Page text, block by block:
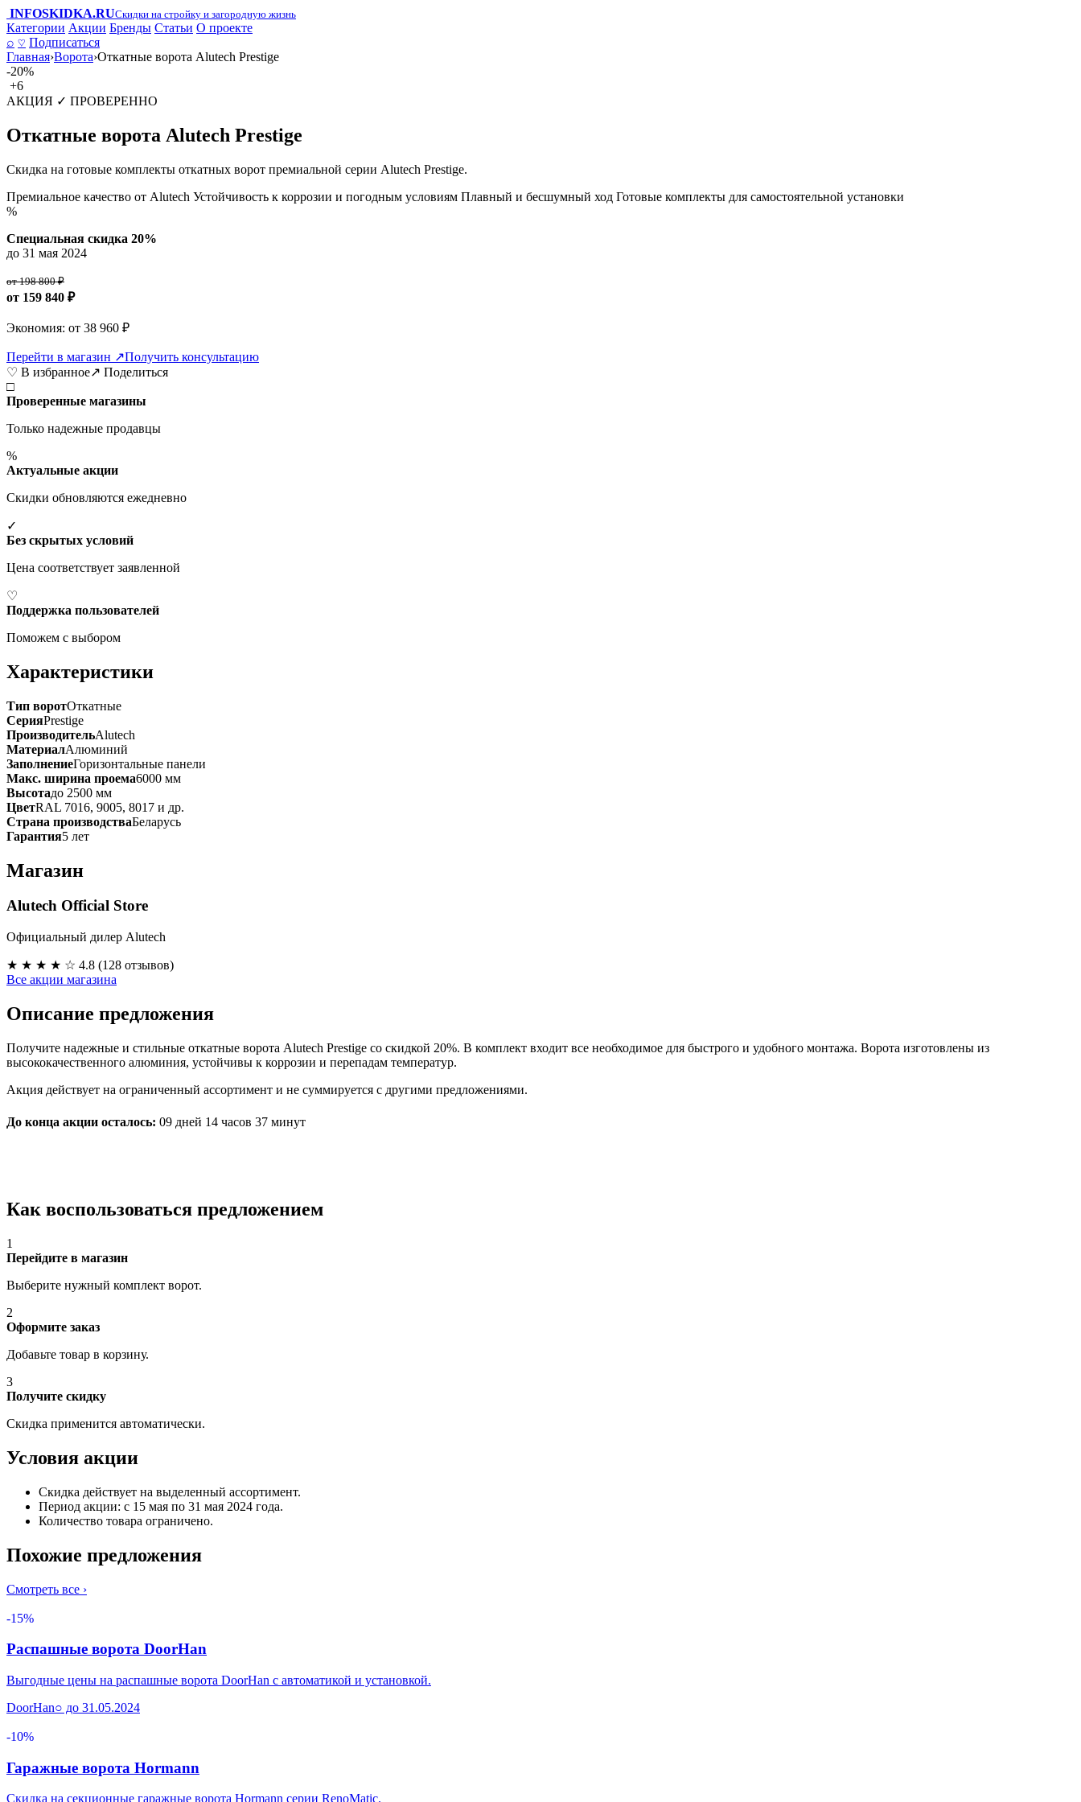
INFOSKIDKA.RUСкидки на стройку и загородную жизнь
Категории Акции Бренды Статьи О проекте
⌕ ♡ Подписаться
Главная›Ворота›Откатные ворота Alutech Prestige
-20%
+6
АКЦИЯ ✓ ПРОВЕРЕННО
Откатные ворота Alutech Prestige
Скидка на готовые комплекты откатных ворот премиальной серии Alutech Prestige.
Премиальное качество от Alutech Устойчивость к коррозии и погодным условиям Плавный и бесшумный ход Готовые комплекты для самостоятельной установки
%
Специальная скидка 20%
до 31 мая 2024
от 198 800 ₽
от 159 840 ₽
Экономия: от 38 960 ₽
Перейти в магазин ↗Получить консультацию
♡ В избранное↗ Поделиться
□
Проверенные магазины
Только надежные продавцы
%
Актуальные акции
Скидки обновляются ежедневно
✓
Без скрытых условий
Цена соответствует заявленной
♡
Поддержка пользователей
Поможем с выбором
Характеристики
Тип воротОткатные
СерияPrestige
ПроизводительAlutech
МатериалАлюминий
ЗаполнениеГоризонтальные панели
Макс. ширина проема6000 мм
Высотадо 2500 мм
ЦветRAL 7016, 9005, 8017 и др.
Страна производстваБеларусь
Гарантия5 лет
Магазин
Alutech Official Store
Официальный дилер Alutech
★ ★ ★ ★ ☆ 4.8 (128 отзывов)
Все акции магазина
Описание предложения
Получите надежные и стильные откатные ворота Alutech Prestige со скидкой 20%. В комплект входит все необходимое для быстрого и удобного монтажа. Ворота изготовлены из
высококачественного алюминия, устойчивы к коррозии и перепадам температур.
Акция действует на ограниченный ассортимент и не суммируется с другими предложениями.
До конца акции осталось: 09 дней 14 часов 37 минут
Как воспользоваться предложением
1
Перейдите в магазин
Выберите нужный комплект ворот.
2
Оформите заказ
Добавьте товар в корзину.
3
Получите скидку
Скидка применится автоматически.
Условия акции
Скидка действует на выделенный ассортимент.
Период акции: с 15 мая по 31 мая 2024 года.
Количество товара ограничено.
Похожие предложения
Смотреть все ›
-15%
Распашные ворота DoorHan
Выгодные цены на распашные ворота DoorHan с автоматикой и установкой.
DoorHan○ до 31.05.2024
-10%
Гаражные ворота Hormann
Скидка на секционные гаражные ворота Hormann серии RenoMatic.